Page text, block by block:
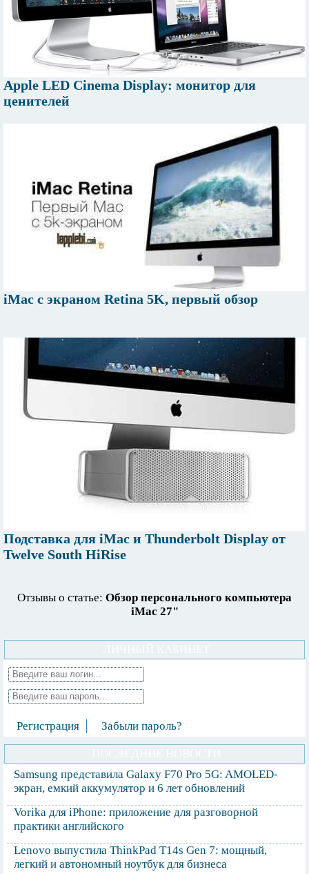
Apple LED Cinema Display: монитор для
ценителей
iMac с экраном Retina 5K, первый обзор
Подставка для iMac и Thunderbolt Display от
Twelve South HiRise
Отзывы о статье: Обзор персонального компьютера
iMac 27"
Регистрация Забыли пароль?
Samsung представила Galaxy F70 Pro 5G: AMOLED-
экран, емкий аккумулятор и 6 лет обновлений
Vorika для iPhone: приложение для разговорной
практики английского
Lenovo выпустила ThinkPad T14s Gen 7: мощный,
легкий и автономный ноутбук для бизнеса